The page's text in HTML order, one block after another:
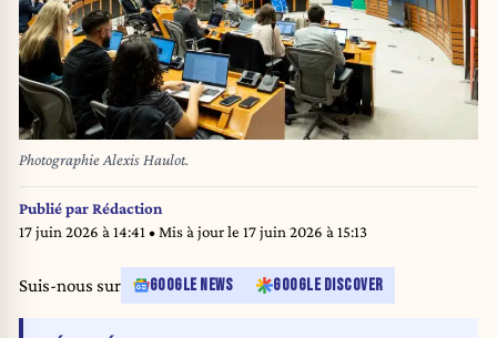
Photographie Alexis Haulot.
Publié parRédaction
17 juin 2026 à 14:41 • Mis à jour le 17 juin 2026 à 15:13
Suis-nous sur GOOGLE NEWS GOOGLE DISCOVER